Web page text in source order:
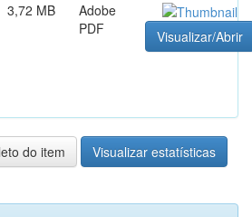
3,72 MB
Adobe
PDF
Visualizar/Abrir
do item Visualizar estatísticas